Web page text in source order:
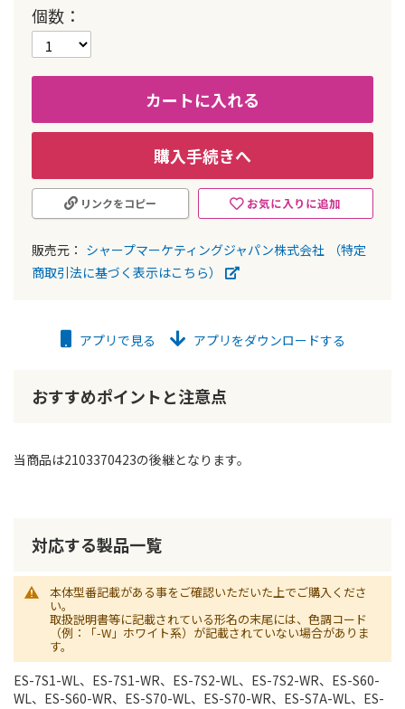
個数
カートに入れる
購入手続きへ
お気に入りに追加
リンクをコピー
販売元： シャープマーケティングジャパン株式会社
（特定
商取引法に基づく表示はこちら）
アプリで見る アプリをダウンロードする
おすすめポイントと注意点
当商品は2103370423の後継となります。
対応する製品一覧
本体型番記載がある事をご確認いただいた上でご購入くださ
い。
取扱説明書等に記載されている形名の末尾には、色調コード
（例：「-W」ホワイト系）が記載されていない場合がありま
す。
ES-7S1-WL、ES-7S1-WR、ES-7S2-WL、ES-7S2-WR、ES-S60-
WL、ES-S60-WR、ES-S70-WL、ES-S70-WR、ES-S7A-WL、ES-